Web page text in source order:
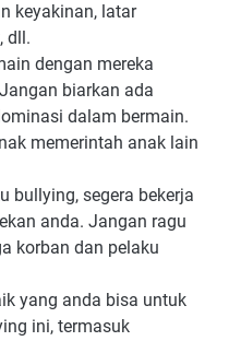
keyakinan, latar
dll.
dengan mereka
biarkan ada
dalam bermain.
memerintah anak lain
bullying, segera bekerja
anda. Jangan ragu
korban dan pelaku
yang anda bisa untuk
ini, termasuk